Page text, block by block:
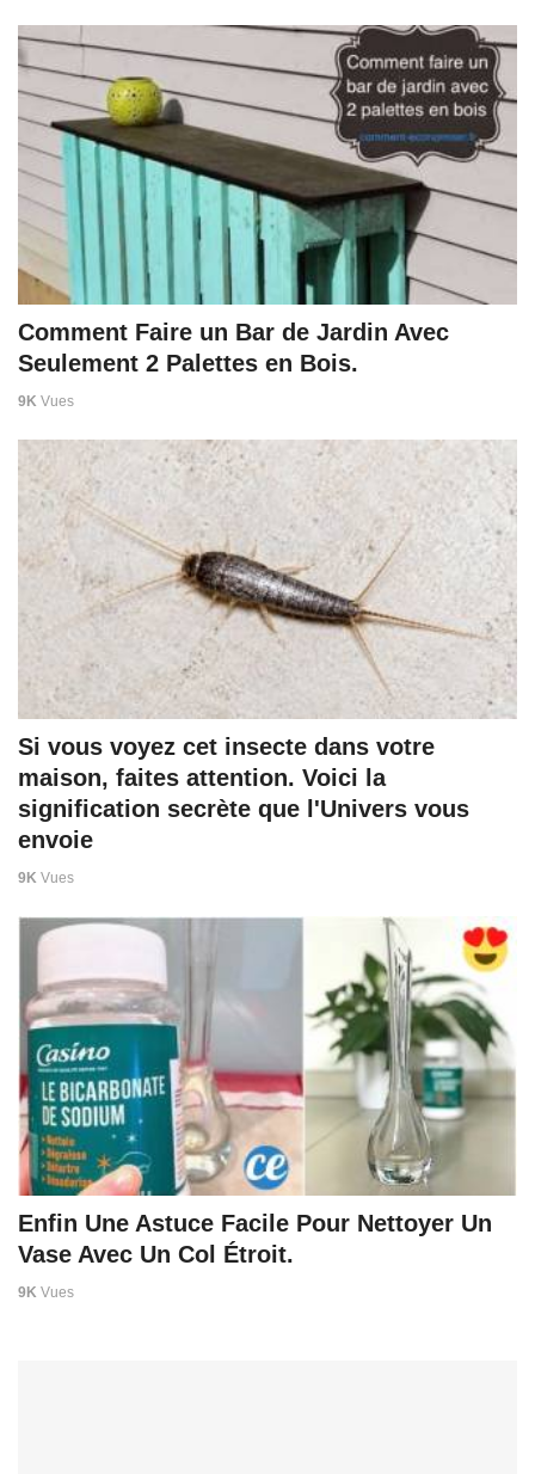
Comment Faire un Bar de Jardin Avec
Seulement 2 Palettes en Bois.
9K Vues
Si vous voyez cet insecte dans votre
maison, faites attention. Voici la
signification secrète que l'Univers vous
envoie
9K Vues
Enfin Une Astuce Facile Pour Nettoyer Un
Vase Avec Un Col Étroit.
9K Vues